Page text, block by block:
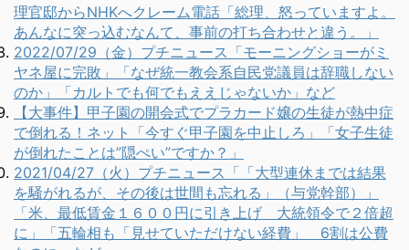
理官邸からNHKへクレーム電話「総理、怒っていますよ。
あんなに突っ込むなんて、事前の打ち合わせと違う。」
2022/07/29（金）プチニュース「モーニングショーがミ
ヤネ屋に完敗」「なぜ統一教会系自民党議員は辞職しない
のか」「カルトでも何でもええじゃないか」など
【大事件】甲子園の開会式でプラカード嬢の生徒が熱中症
で倒れる！ネット「今すぐ甲子園を中止しろ」「女子生徒
が倒れたことは”隠ぺい”ですか？」
2021/04/27（火）プチニュース「「大型連休までは結果
を騒がれるが、その後は世間も忘れる」（与党幹部）」
「米、最低賃金１６００円に引き上げ 大統領令で２倍超
に」「五輪相も「見せていただけない経費」 6割は公費